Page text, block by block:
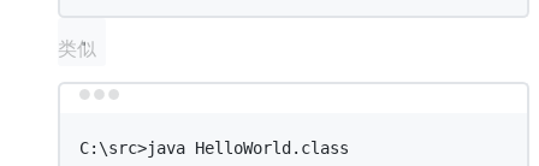
类似
C:\src>java HelloWorld.class